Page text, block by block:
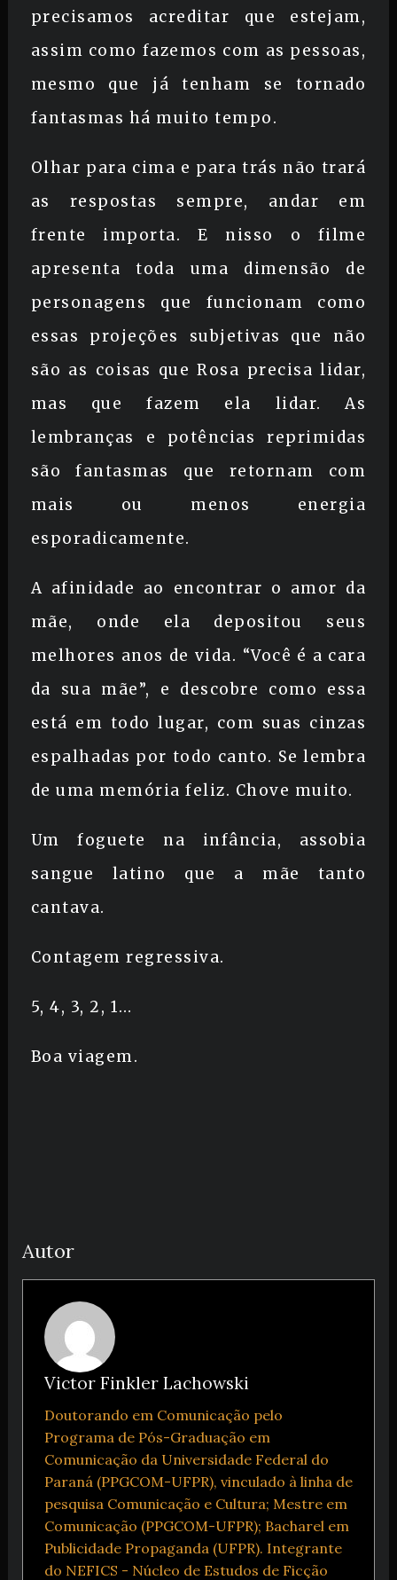
precisamos acreditar que estejam,
assim como fazemos com as pessoas,
mesmo que já tenham se tornado
fantasmas há muito tempo.
Olhar para cima e para trás não trará
as respostas sempre, andar em
frente importa. E nisso o filme
apresenta toda uma dimensão de
personagens que funcionam como
essas projeções subjetivas que não
são as coisas que Rosa precisa lidar,
mas que fazem ela lidar. As
lembranças e potências reprimidas
são fantasmas que retornam com
mais ou menos energia
esporadicamente.
A afinidade ao encontrar o amor da
mãe, onde ela depositou seus
melhores anos de vida. “Você é a cara
da sua mãe”, e descobre como essa
está em todo lugar, com suas cinzas
espalhadas por todo canto. Se lembra
de uma memória feliz. Chove muito.
Um foguete na infância, assobia
sangue latino que a mãe tanto
cantava.
Contagem regressiva.
5, 4, 3, 2, 1…
Boa viagem.
Autor
Victor Finkler Lachowski
Doutorando em Comunicação pelo
Programa de Pós-Graduação em
Comunicação da Universidade Federal do
Paraná (PPGCOM-UFPR), vinculado à linha de
pesquisa Comunicação e Cultura; Mestre em
Comunicação (PPGCOM-UFPR); Bacharel em
Publicidade Propaganda (UFPR). Integrante
do NEFICS - Núcleo de Estudos de Ficção